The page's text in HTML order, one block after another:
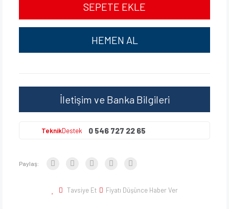
SEPETE EKLE
HEMEN AL
İletişim ve Banka Bilgileri
TeknikDestek 0 546 727 22 65
Paylaş:
Tavsiye Et Fiyatı Düşünce Haber Ver